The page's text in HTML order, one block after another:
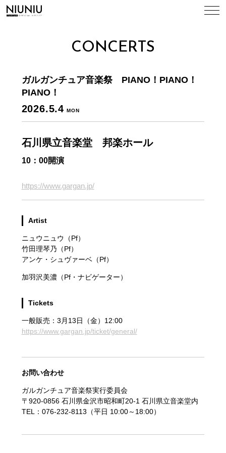
NEWS
CONCERTS
DISCOGRAPHY
CONCERTS
ガルガンチュア音楽祭 PIANO！PIANO！
PIANO！
2026.5.4 MON
石川県立音楽堂 邦楽ホール
10：00開演
https://www.gargan.jp/
Artist
ニュウニュウ（Pf）
竹田理琴乃（Pf）
アンケ・シュヴァーベ（Pf）
加羽沢美濃（Pf・ナビゲーター）
Tickets
一般販売：3月13日（金）12:00
https://www.gargan.jp/ticket/general/
お問い合わせ
ガルガンチュア音楽祭実行委員会
〒920-0856 石川県金沢市昭和町20-1 石川県立音楽堂内
TEL：076-232-8113（平日 10:00～18:00）